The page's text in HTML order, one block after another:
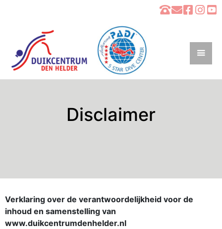
Disclaimer
Verklaring over de verantwoordelijkheid voor de
inhoud en samenstelling van
www.duikcentrumdenhelder.nl